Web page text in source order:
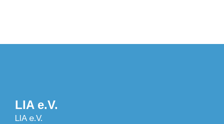
LIA e.V.
LIA e.V.